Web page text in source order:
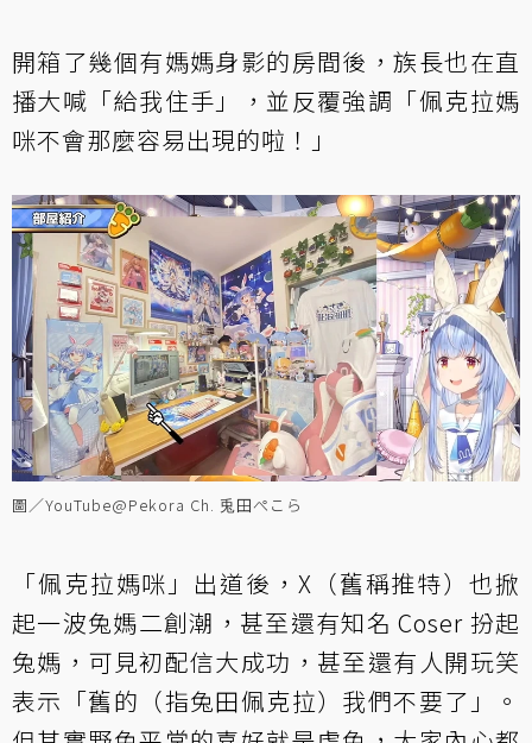
開箱了幾個有媽媽身影的房間後，族長也在直
播大喊「給我住手」，並反覆強調「佩克拉媽
咪不會那麼容易出現的啦！」
圖／YouTube@Pekora Ch. 兎田ぺこら
「佩克拉媽咪」出道後，X（舊稱推特）也掀
起一波兔媽二創潮，甚至還有知名 Coser 扮起
兔媽，可見初配信大成功，甚至還有人開玩笑
表示「舊的（指兔田佩克拉）我們不要了」。